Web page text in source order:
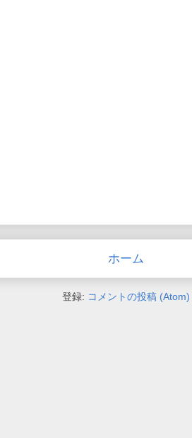
ホーム
登録: コメントの投稿 (Atom)